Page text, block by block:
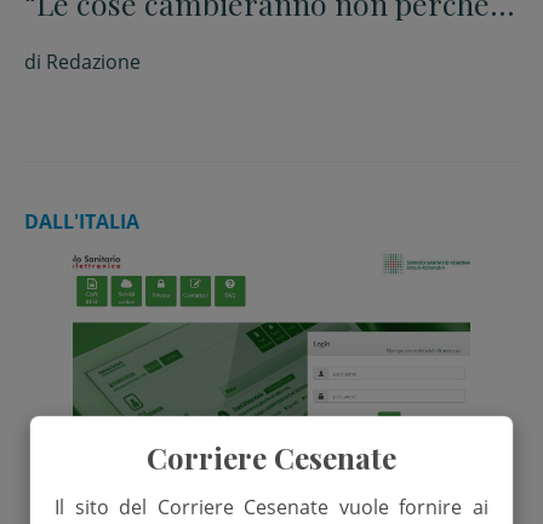
morto ma se tutti si assumono le
proprie responsabilità”
di Redazione
DALL'ITALIA
Corriere Cesenate
Il sito del Corriere Cesenate vuole fornire ai